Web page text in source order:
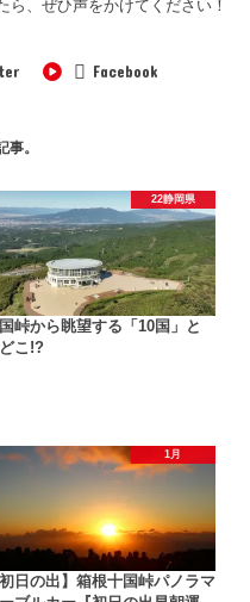
ら、ぜひ声をかけてください！
Facebook
事。
22静岡県
峠から眺望する「10国」と
こ!?
1月
初日の出】箱根十国峠パノラマ